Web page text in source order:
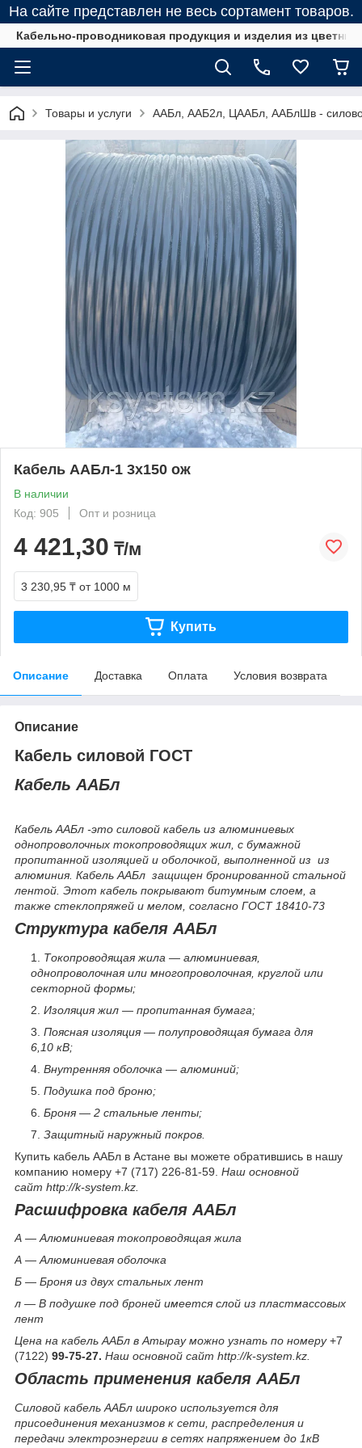
На сайте представлен не весь сортамент товаров.
Кабельно-проводниковая продукция и изделия из
Товары и услуги ААБл, ААБ2л, ЦААБл, ААБлШв -
Кабель ААБл-1 3х150 ож
В наличии
Код: 905
Опт и розница
4 421,30 ₸/м
3 230,95 ₸ от 1000 м
Купить
Описание Доставка Оплата Условия возврата
Описание
Кабель силовой ГОСТ
Кабель ААБл
Кабель ААБл -это силовой кабель из алюминиевых
однопроволочных токопроводящих жил, с бумажной
пропитанной изоляцией и оболочкой, выполненной из из
алюминия. Кабель ААБл защищен бронированной стальной
лентой. Этот кабель покрывают битумным слоем, а
также стеклопряжей и мелом, согласно ГОСТ 18410-73
Структура кабеля ААБл
Токопроводящая жила — алюминиевая,
однопроволочная или многопроволочная, круглой или
секторной формы;
Изоляция жил — пропитанная бумага;
Поясная изоляция — полупроводящая бумага для
6,10 кВ;
Внутренняя оболочка — алюминий;
Подушка под броню;
Броня — 2 стальные ленты;
Защитный наружный покров.
Купить кабель ААБл в Астане вы можете обратившись в нашу
компанию номеру +7 (717) 226-81-59. Наш основной
сайт http://k-system.kz.
Расшифровка кабеля ААБл
А — Алюминиевая токопроводящая жила
А — Алюминиевая оболочка
Б — Броня из двух стальных лент
л — В подушке под броней имеется слой из пластмассовых
лент
Цена на кабель ААБл в Атырау можно узнать по номеру+7
(7122) 99-75-27. Наш основной сайт http://k-system.kz.
Область применения кабеля ААБл
Силовой кабель ААБл широко используется для
присоединения механизмов к сети, распределения и
передачи электроэнергии в сетях напряжением до 1кВ